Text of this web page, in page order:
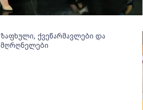
ზაფხული, ქვეწარმავლები და
მღრღნელები